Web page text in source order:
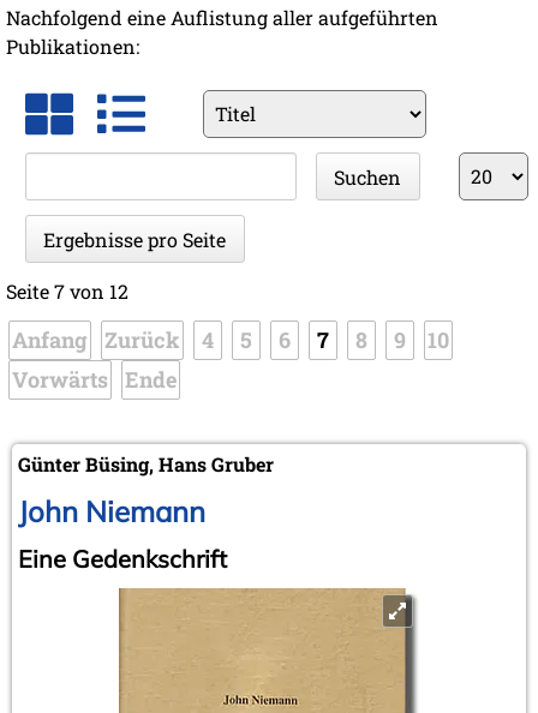
Nachfolgend eine Auflistung aller aufgeführten
Publikationen:
Vorhandene
Felder
Suchen
pro
Ergebnisse pro Seite
Seite 7 von 12
Anfang Zurück 4 5 6 7 8 9
10
Vorwärts Ende
Günter Büsing, Hans Gruber
John Niemann
Eine Gedenkschrift